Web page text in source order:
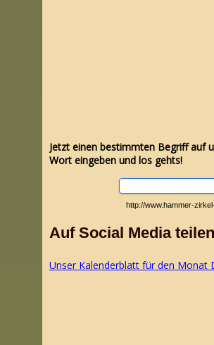
Jetzt einen bestimmten Begriff auf
Wort eingeben und los gehts!
http://www.hammer-
Auf Social Media teilen
Unser Kalenderblatt für den Monat